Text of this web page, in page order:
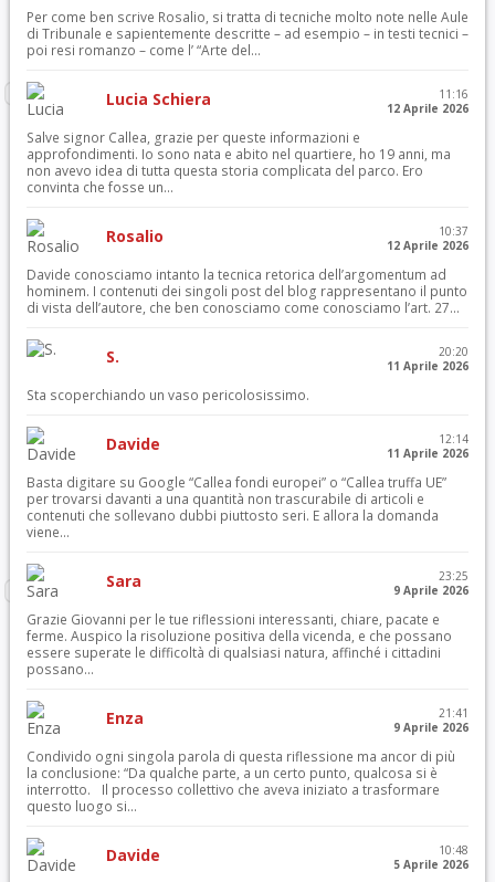
Per come ben scrive Rosalio, si tratta di tecniche molto note nelle Aule
di Tribunale e sapientemente descritte – ad esempio – in testi tecnici –
poi resi romanzo – come l’ “Arte del...
Lucia Schiera
11:16
12 Aprile 2026
Salve signor Callea, grazie per queste informazioni e
approfondimenti. Io sono nata e abito nel quartiere, ho 19 anni, ma
non avevo idea di tutta questa storia complicata del parco. Ero
convinta che fosse un...
Rosalio
10:37
12 Aprile 2026
Davide conosciamo intanto la tecnica retorica dell’argomentum ad
hominem. I contenuti dei singoli post del blog rappresentano il punto
di vista dell’autore, che ben conosciamo come conosciamo l’art. 27...
S.
20:20
11 Aprile 2026
Sta scoperchiando un vaso pericolosissimo.
Davide
12:14
11 Aprile 2026
Basta digitare su Google “Callea fondi europei” o “Callea truffa UE”
per trovarsi davanti a una quantità non trascurabile di articoli e
contenuti che sollevano dubbi piuttosto seri. E allora la domanda
viene...
Sara
23:25
9 Aprile 2026
Grazie Giovanni per le tue riflessioni interessanti, chiare, pacate e
ferme. Auspico la risoluzione positiva della vicenda, e che possano
essere superate le difficoltà di qualsiasi natura, affinché i cittadini
possano...
Enza
21:41
9 Aprile 2026
Condivido ogni singola parola di questa riflessione ma ancor di più
la conclusione: “Da qualche parte, a un certo punto, qualcosa si è
interrotto. Il processo collettivo che aveva iniziato a trasformare
questo luogo si...
Davide
10:48
5 Aprile 2026